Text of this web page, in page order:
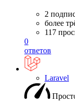
2
более
117
0
ответов
Laravel